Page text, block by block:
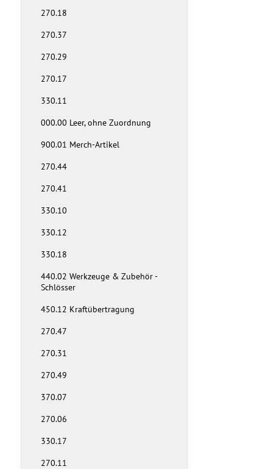
270.18
270.37
270.29
270.17
330.11
000.00 Leer, ohne Zuordnung
900.01 Merch-Artikel
270.44
270.41
330.10
330.12
330.18
440.02 Werkzeuge & Zubehör -
Schlösser
450.12 Kraftübertragung
270.47
270.31
270.49
370.07
270.06
330.17
270.11